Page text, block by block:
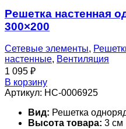
Решетка настенная
300×200
Сетевые элементы,
настенные, Вентиляция
1 095 ₽
В корзину
Артикул: НС-0006925
Вид: Решетка
Высота товара: 3 см